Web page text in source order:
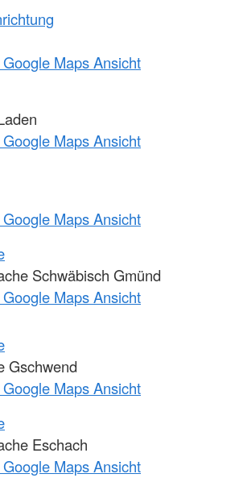
Maps Ansicht
Maps Ansicht
Maps Ansicht
Schwäbisch Gmünd
Maps Ansicht
Gschwend
Maps Ansicht
Eschach
Maps Ansicht